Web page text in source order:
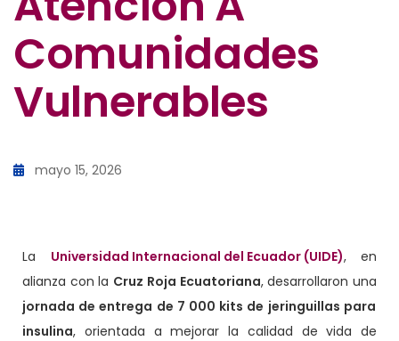
Comunidades
Vulnerables
mayo 15, 2026
La Universidad Internacional del Ecuador (UIDE), en
alianza con la Cruz Roja Ecuatoriana, desarrollaron una
jornada de entrega de 7 000 kits de jeringuillas para
insulina, orientada a mejorar la calidad de vida de